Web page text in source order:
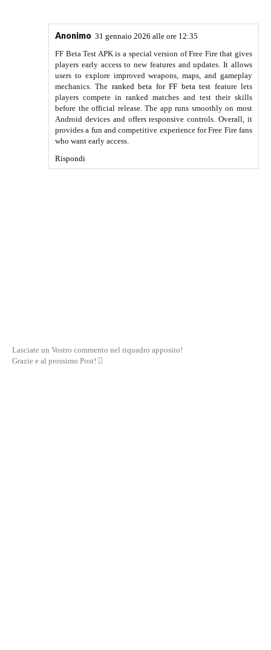
Anonimo 31 gennaio 2026 alle ore 12:35
FF Beta Test APK is a special version of Free Fire that gives
players early access to new features and updates. It allows
users to explore improved weapons, maps, and gameplay
mechanics. The ranked beta for FF beta test feature lets
players compete in ranked matches and test their skills
before the official release. The app runs smoothly on most
Android devices and offers responsive controls. Overall, it
provides a fun and competitive experience for Free Fire fans
who want early access.
Rispondi
Lasciate un Vostro commento nel riquadro apposito!
Grazie e al prossimo Post! 